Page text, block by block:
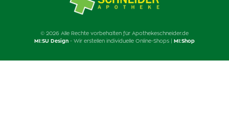
© 2026 Alle Rechte vorbehalten für Apothekeschneider.de
MI:SU Design - Wir erstellen individuelle Online-Shops | MI:Shop